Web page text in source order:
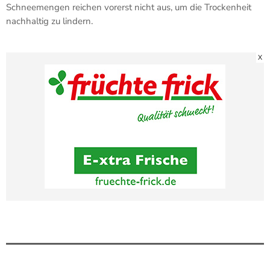
Schneemengen reichen vorerst nicht aus, um die Trockenheit
nachhaltig zu lindern.
X